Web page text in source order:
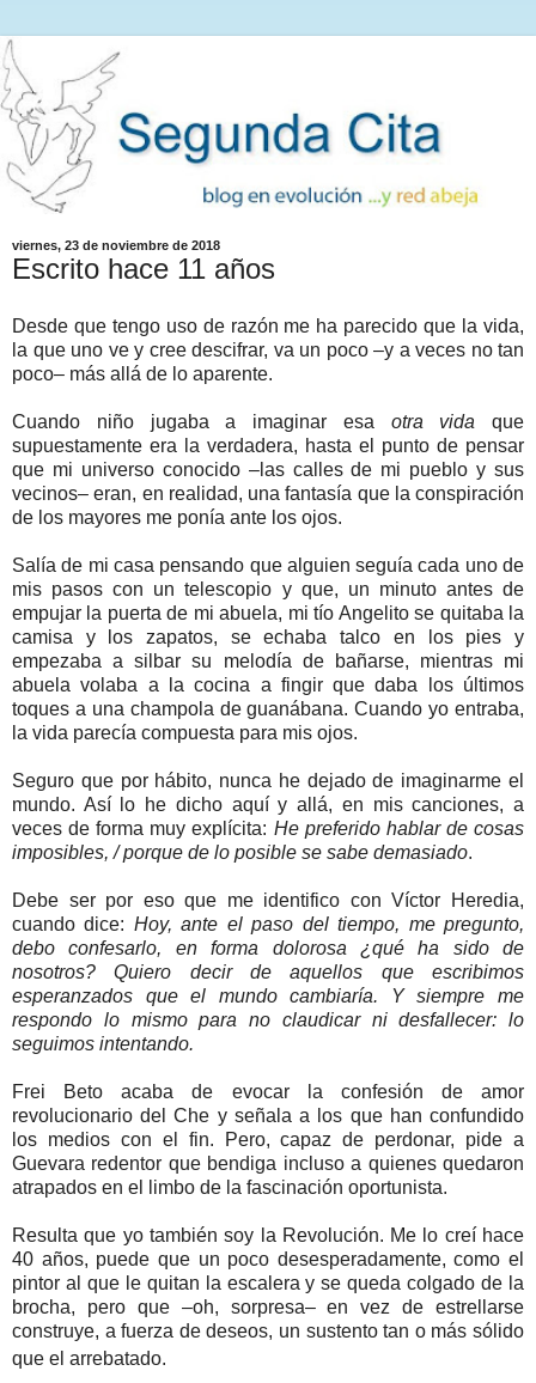
viernes, 23 de noviembre de 2018
Escrito hace 11 años
Desde que tengo uso de razón me ha parecido que la vida,
la que uno ve y cree descifrar, va un poco –y a veces no tan
poco– más allá de lo aparente.
Cuando niño jugaba a imaginar esa otra vida que
supuestamente era la verdadera, hasta el punto de pensar
que mi universo conocido –l as calles de mi pueblo y sus
vecinos– eran, en realidad, una fantasía que la conspiración
de los mayores me ponía ante los ojos.
Salía de mi casa pensando que alguien seguía cada uno de
mis pasos con un telescopio y que, un minuto antes de
empujar la puerta de mi abuela, mi tío Angelito se quitaba la
camisa y los zapatos, se echaba talco en los pies y
empezaba a silbar su melodía de bañarse, mientras mi
abuela volaba a la cocina a fingir que daba los últimos
toques a una champola de guanábana. Cuando yo entraba,
la vida parecía compuesta para mis ojos.
Seguro que por hábito, nunca he dejado de imaginarme el
mundo. Así lo he dicho aquí y allá, en mis canciones, a
veces de forma muy explícita: He preferido hablar de cosas
imposibles, / porque de lo posible se sabe demasiado.
Debe ser por eso que me identifico con Víctor Heredia,
cuando dice: Hoy, ante el paso del tiempo, me pregunto,
debo confesarlo, en forma dolorosa ¿qué ha sido de
nosotros? Quiero decir de aquellos que escribimos
esperanzados que el mundo cambiaría. Y siempre me
respondo lo mismo para no claudicar ni desfallecer: lo
seguimos intentando.
Frei Beto acaba de evocar la confesión de amor
revolucionario del Che y señala a los que han confundido
los medios con el fin. Pero, capaz de perdonar, pide a
Guevara redentor que bendiga incluso a quienes quedaron
atrapados en el limbo de la fascinación oportunista.
Resulta que yo también soy la Revolución. Me lo creí hace
40 años, puede que un poco desesperadamente, como el
pintor al que le quitan la escalera y se queda colgado de la
brocha, pero que –oh, sorpresa– en vez de estrellarse
construye, a fuerza de deseos, un sustento tan o más sólido
que el arrebatado.